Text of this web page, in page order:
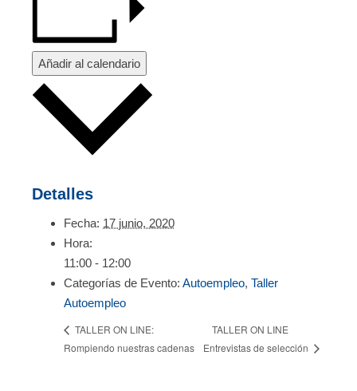
Añadir al calendario
Detalles
Fecha: 17 junio, 2020
Hora:
11:00 - 12:00
Categorías de Evento: Autoempleo, Taller
Autoempleo
TALLER ON LINE:
Rompiendo nuestras cadenas
TALLER ON LINE
Entrevistas de selección